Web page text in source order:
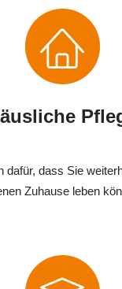
dafür, dass Sie
Zuhause leben